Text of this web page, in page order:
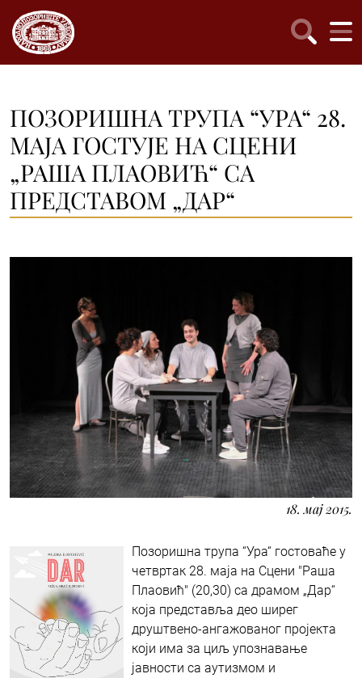
ПОЗОРИШНА ТРУПА “УРА“ 28.
МАЈА ГОСТУЈЕ НА СЦЕНИ
„РАША ПЛАОВИЋ“ СА
ПРЕДСТАВОМ „ДАР“
18. мај 2015.
Позоришна трупа “Ура“ гостоваће у
четвртак 28. маја на Сцени "Раша
Плаовић" (20,30) са драмом „Дар“
која представља део ширег
друштвено-ангажованог пројекта
који има за циљ упознавање
јавности са аутизмом и